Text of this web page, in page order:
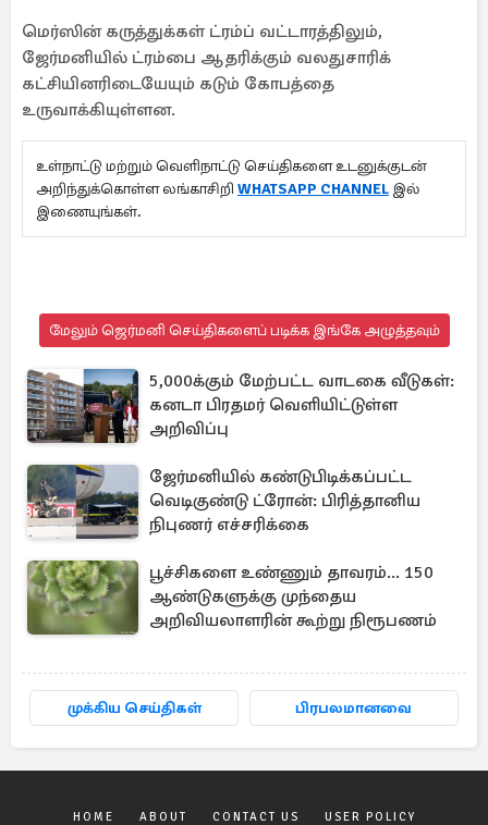
மெர்ஸின் கருத்துக்கள் ட்ரம்ப் வட்டாரத்திலும்,
ஜேர்மனியில் ட்ரம்பை ஆதரிக்கும் வலதுசாரிக்
கட்சியினரிடையேயும் கடும் கோபத்தை
உருவாக்கியுள்ளன.
உள்நாட்டு மற்றும் வெளிநாட்டு செய்திகளை உடனுக்குடன்
அறிந்துக்கொள்ள லங்காசிறி WHATSAPP CHANNEL இல்
இணையுங்கள்.
மேலும் ஜெர்மனி செய்திகளைப் படிக்க இங்கே அழுத்தவும்
5,000க்கும் மேற்பட்ட வாடகை வீடுகள்:
கனடா பிரதமர் வெளியிட்டுள்ள
அறிவிப்பு
ஜேர்மனியில் கண்டுபிடிக்கப்பட்ட
வெடிகுண்டு ட்ரோன்: பிரித்தானிய
நிபுணர் எச்சரிக்கை
பூச்சிகளை உண்ணும் தாவரம்... 150
ஆண்டுகளுக்கு முந்தைய
அறிவியலாளரின் கூற்று நிரூபணம்
முக்கிய செய்திகள் பிரபலமானவை
HOME ABOUT CONTACT US USER POLICY